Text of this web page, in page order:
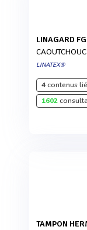
LINAGARD FG
LINATEX®
4contenus
1602
TAMPON